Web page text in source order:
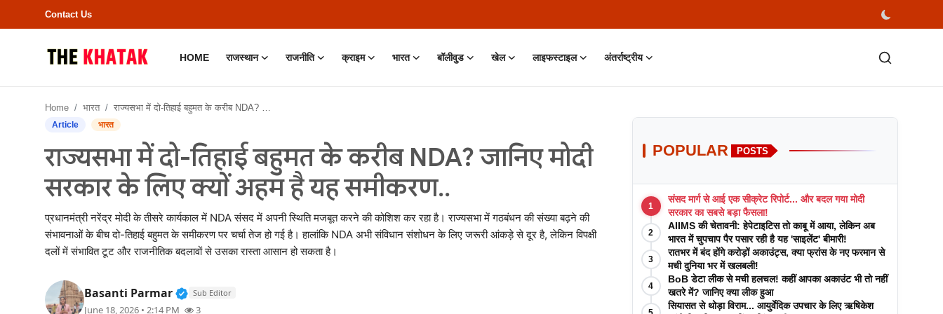
Contact Us
HOME राजस्थान राजनीति क्राइम भारत बॉलीवुड खेल लाइफस्टाइल अंतर्राष्ट्रीय
Contact Us
राजस्थान
राजनीति
बॉलीवुड
Home भारत राज्यसभा में दो-तिहाई बहुमत के करीब NDA? जानिए मोदी सरकार के लिए क्यों अहम है यह समीकरण..
Article भारत
राज्यसभा में दो-तिहाई बहुमत के करीब NDA? जानिए मोदी
सरकार के लिए क्यों अहम है यह समीकरण..
प्रधानमंत्री नरेंद्र मोदी के तीसरे कार्यकाल में NDA संसद में अपनी स्थिति मजबूत करने की कोशिश कर रहा है। राज्यसभा में गठबंधन की संख्या बढ़ने की
संभावनाओं के बीच दो-तिहाई बहुमत के समीकरण पर चर्चा तेज हो गई है। हालांकि NDA अभी संविधान संशोधन के लिए जरूरी आंकड़े से दूर है, लेकिन विपक्षी
दलों में संभावित टूट और राजनीतिक बदलावों से उसका रास्ता आसान हो सकता है।
Basanti Parmar Verified Public Figure • 11 Jun, 2026
Sub Editor
June 18, 2026 • 2:14 PM 3
POPULAR POSTS
1
संसद मार्ग से आई एक सीक्रेट रिपोर्ट... और बदल गया मोदी
सरकार का सबसे बड़ा फैसला!
2
AIIMS की चेतावनी: हेपेटाइटिस तो काबू में आया, लेकिन अब
भारत में चुपचाप पैर पसार रही है यह 'साइलेंट' बीमारी!
3
रातभर में बंद होंगे करोड़ों अकाउंट्स, क्या फ्रांस के नए फरमान से
मची दुनिया भर में खलबली!
4
BoB डेटा लीक से मची हलचल! कहीं आपका अकाउंट भी तो नहीं
खतरे में? जानिए क्या लीक हुआ
सियासत से थोड़ा विराम... आयुर्वेदिक उपचार के लिए ऋषिकेश